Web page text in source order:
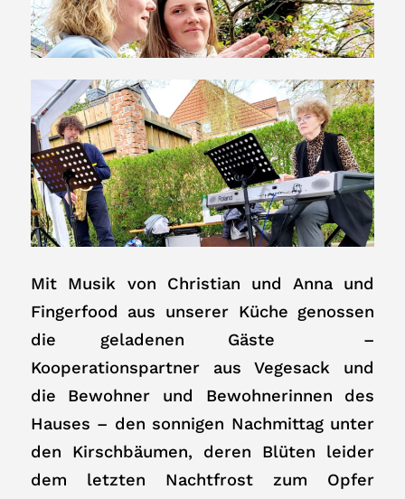
Mit Musik von Christian und Anna und
Fingerfood aus unserer Küche genossen
die geladenen Gäste –
Kooperationspartner aus Vegesack und
die Bewohner und Bewohnerinnen des
Hauses – den sonnigen Nachmittag unter
den Kirschbäumen, deren Blüten leider
dem letzten Nachtfrost zum Opfer